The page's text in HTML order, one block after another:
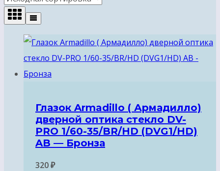
Глазок Armadillo ( Армадилло)
дверной оптика стекло DV-
PRO 1/60-35/BR/HD (DVG1/HD)
AB — Бронза
320₽